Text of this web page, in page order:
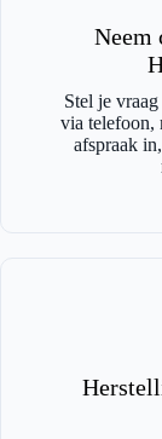
Neem
Stel je
via telefoon,
afspraak